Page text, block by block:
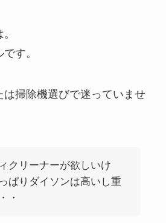
す。
は掃除機選びで迷っていませ
クリーナーが欲しいけ
ぱりダイソンは高いし重
・